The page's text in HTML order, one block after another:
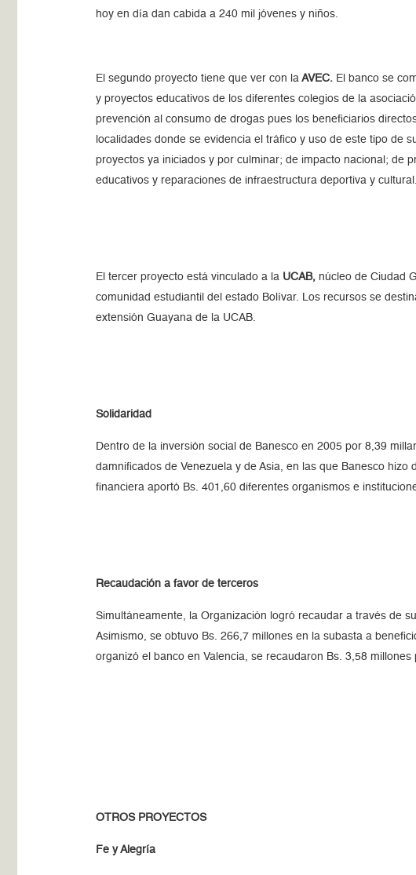
hoy en día dan cabida a 240 mil jóvenes y niños.
El segundo proyecto tiene que ver con la AVEC. El banco se
y proyectos educativos de los diferentes colegios de la
prevención al consumo de drogas pues los beneficiarios
localidades donde se evidencia el tráfico y uso de este tipo de
proyectos ya iniciados y por culminar; de impacto nacional; de
educativos y reparaciones de infraestructura deportiva y cultural.
El tercer proyecto está vinculado a la UCAB, núcleo de Ciudad
comunidad estudiantil del estado Bolívar. Los recursos se
extensión Guayana de la UCAB.
Solidaridad
Dentro de la inversión social de Banesco en 2005 por 8,39
damnificados de Venezuela y de Asia, en las que Banesco
financiera aportó Bs. 401,60 diferentes organismos e
Recaudación a favor de terceros
Simultáneamente, la Organización logró recaudar a través de
Asimismo, se obtuvo Bs. 266,7 millones en la subasta a
organizó el banco en Valencia, se recaudaron Bs. 3,58 millones
OTROS PROYECTOS
Fe y Alegría